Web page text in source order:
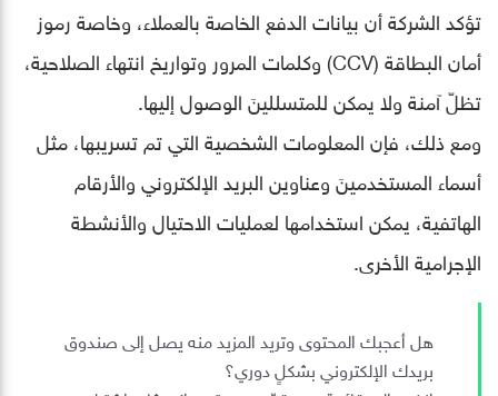
تؤكد الشركة أن بيانات الدفع الخاصة بالعملاء، وخاصة رموز
أمان البطاقة (CCV) وكلمات المرور وتواريخ انتهاء الصلاحية،
تظلّ آمنة ولا يمكن للمتسللينَ الوصول إليها.
ومع ذلك، فإن المعلومات الشخصية التي تم تسريبها، مثل
أسماء المستخدمينَ وعناوين البريد الإلكتروني والأرقام
الهاتفية، يمكن استخدامها لعمليات الاحتيال والأنشطة
الإجرامية الأخرى.
هل أعجبك المحتوى وتريد المزيد منه يصل إلى صندوق
بريدك الإلكتروني بشكلٍ دوري؟